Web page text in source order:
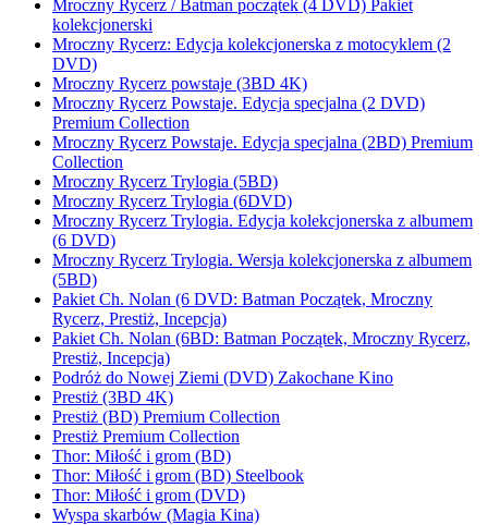
Mroczny Rycerz / Batman początek (4 DVD) Pakiet
kolekcjonerski
Mroczny Rycerz: Edycja kolekcjonerska z motocyklem (2
DVD)
Mroczny Rycerz powstaje (3BD 4K)
Mroczny Rycerz Powstaje. Edycja specjalna (2 DVD)
Premium Collection
Mroczny Rycerz Powstaje. Edycja specjalna (2BD) Premium
Collection
Mroczny Rycerz Trylogia (5BD)
Mroczny Rycerz Trylogia (6DVD)
Mroczny Rycerz Trylogia. Edycja kolekcjonerska z albumem
(6 DVD)
Mroczny Rycerz Trylogia. Wersja kolekcjonerska z albumem
(5BD)
Pakiet Ch. Nolan (6 DVD: Batman Początek, Mroczny
Rycerz, Prestiż, Incepcja)
Pakiet Ch. Nolan (6BD: Batman Początek, Mroczny Rycerz,
Prestiż, Incepcja)
Podróż do Nowej Ziemi (DVD) Zakochane Kino
Prestiż (3BD 4K)
Prestiż (BD) Premium Collection
Prestiż Premium Collection
Thor: Miłość i grom (BD)
Thor: Miłość i grom (BD) Steelbook
Thor: Miłość i grom (DVD)
Wyspa skarbów (Magia Kina)